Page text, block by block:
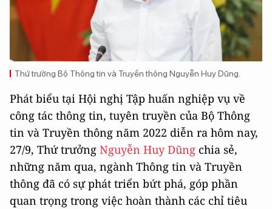
Thứ trưởng Bộ Thông tin và Truyền thông Nguyễn Huy Dũng.
Phát biểu tại Hội nghị Tập huấn nghiệp vụ về
công tác thông tin, tuyên truyền của Bộ Thông
tin và Truyền thông năm 2022 diễn ra hôm nay,
27/9, Thứ trưởng Nguyễn Huy Dũng chia sẻ,
những năm qua, ngành Thông tin và Truyền
thông đã có sự phát triển bứt phá, góp phần
quan trọng trong việc hoàn thành các chỉ tiêu